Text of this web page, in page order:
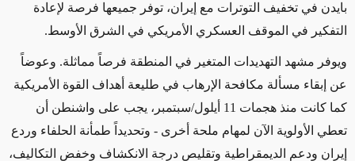
بايدن في تخفيف التوترات مع إيران، توفر جميعها فرصة لإعادة
التفكير في الموقف العسكري الأمريكي في الشرق الأوسط.
ويوفر مشهد التهديدات المتغير في المنطقة فرصاً مماثلة. وعوضاً
عن إبقاء مسألة مكافحة الإرهاب في طليعة أهداف القوة الأمريكية
كما كانت منذ هجمات
11 أيلول/سبتمبر، يجب على واشنطن أن
تعطي الأولوية الآن لمهام ملحة أخرى - وتحديداً طمأنة الحلفاء وردع
إيران ودعم الديمقراطية وتقليص درجة الانكشاف وخفض التكاليف،